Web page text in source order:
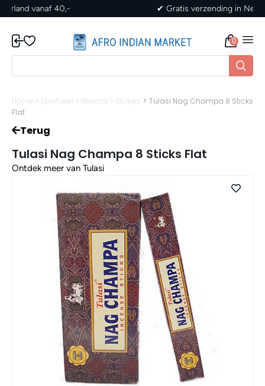
✔ Gratis verzending in Nederland vanaf 40,-
0
Home > Spiritueel > Wierook > Stokjes > Tulasi Nag Champa 8 Sticks
Flat
Terug
Tulasi Nag Champa 8 Sticks Flat
Ontdek meer van Tulasi